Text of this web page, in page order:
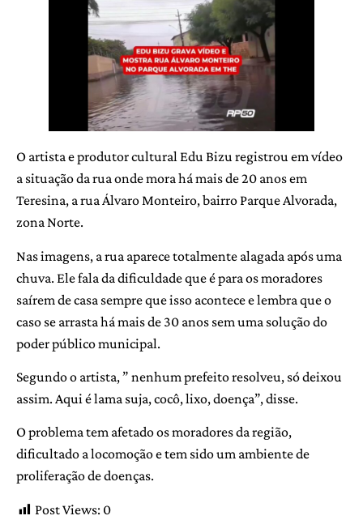
O artista e produtor cultural Edu Bizu registrou em vídeo
a situação da rua onde mora há mais de 20 anos em
Teresina, a rua Álvaro Monteiro, bairro Parque Alvorada,
zona Norte.
Nas imagens, a rua aparece totalmente alagada após uma
chuva. Ele fala da dificuldade que é para os moradores
saírem de casa sempre que isso acontece e lembra que o
caso se arrasta há mais de 30 anos sem uma solução do
poder público municipal.
Segundo o artista, ” nenhum prefeito resolveu, só deixou
assim. Aqui é lama suja, cocô, lixo, doença”, disse.
O problema tem afetado os moradores da região,
dificultado a locomoção e tem sido um ambiente de
proliferação de doenças.
Post Views: 0